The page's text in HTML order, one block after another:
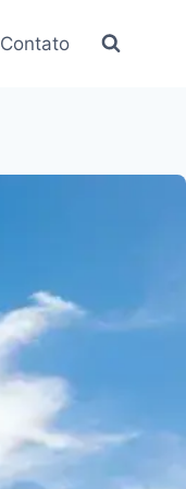
Contato